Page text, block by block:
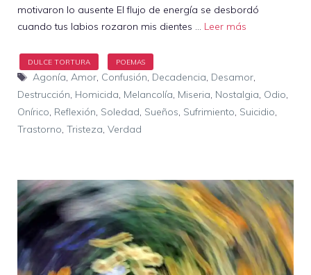
motivaron lo ausente El flujo de energía se desbordó
cuando tus labios rozaron mis dientes … Leer más
Etiquetas
Agonía, Amor, Confusión, Decadencia, Desamor,
Destrucción, Homicida, Melancolía, Miseria, Nostalgia, Odio,
Onírico, Reflexión, Soledad, Sueños, Sufrimiento, Suicidio,
Trastorno, Tristeza, Verdad